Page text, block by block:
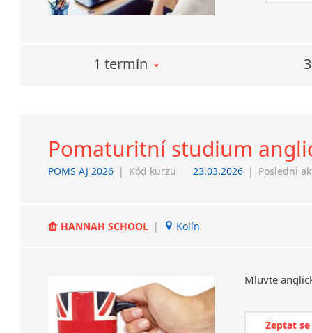
1 termín
Pomaturitní studium
POMS AJ 2026 | Kód kurzu 23.03.2026 | Poslední
HANNAH SCHOOL | Kolín
Mluvte
Zeptat